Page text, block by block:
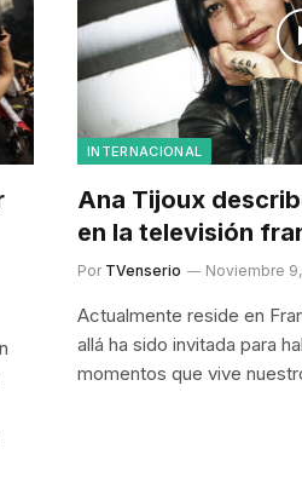
INTERNACIONAL
Ana Tijoux
en la televisión
Por TVenserio Noviembre
Actualmente reside en
allá ha sido invitada para
momentos que vive